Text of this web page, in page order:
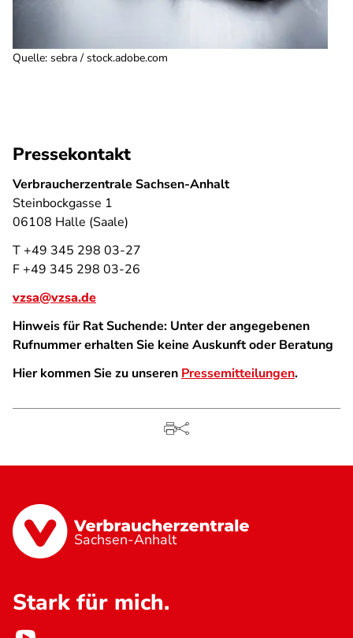
Quelle: sebra / stock.adobe.com
Pressekontakt
Verbraucherzentrale Sachsen-Anhalt
Steinbockgasse 1
06108 Halle (Saale)
T +49 345 298 03-27
F +49 345 298 03-26
vzsa@vzsa.de
Hinweis für Rat Suchende: Unter der angegebenen
Rufnummer erhalten Sie keine Auskunft oder Beratung
Hier kommen Sie zu unseren Pressemitteilungen.
Sachsen-Anhalt
Stark für mich.